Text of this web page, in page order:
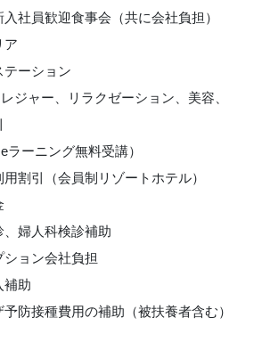
入社員歓迎食事会（共に会社負担）
ア
テーション
ジャー、リラクゼーション、美容、
ラーニング無料受講）
用割引（会員制リゾートホテル）
、婦人科検診補助
ョン会社負担
補助
予防接種費用の補助（被扶養者含む）